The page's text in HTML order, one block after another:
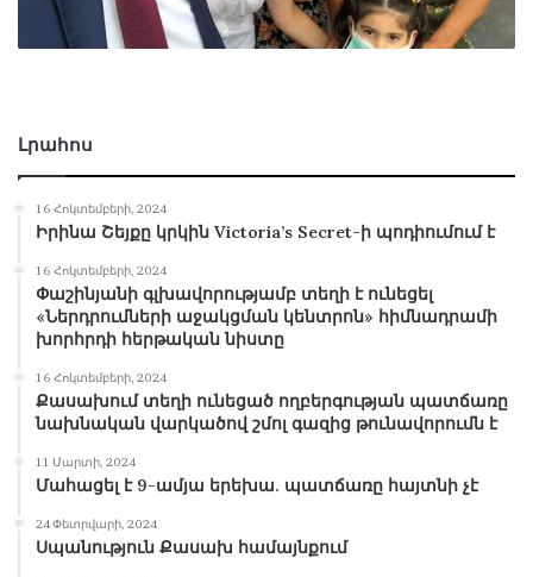
Լրահոս
16 Հոկտեմբերի, 2024
Իրինա Շեյքը կրկին Victoria’s Secret-ի պոդիումում է
16 Հոկտեմբերի, 2024
Փաշինյանի գլխավորությամբ տեղի է ունեցել
«Ներդրումների աջակցման կենտրոն» հիմնադրամի
խորհրդի հերթական նիստը
16 Հոկտեմբերի, 2024
Քասախում տեղի ունեցած ողբերգության պատճառը
նախնական վարկածով շմոլ գազից թունավորումն է
11 Մարտի, 2024
Մահացել է 9-ամյա երեխա. պատճառը հայտնի չէ
24 Փետրվարի, 2024
Սպանություն Քասախ համայնքում